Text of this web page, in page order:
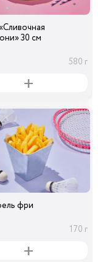
30 см
580 г
фри
170 г